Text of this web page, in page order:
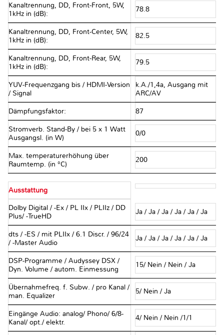
Kanaltrennung, DD, Front-Front, 5W,
1kHz in (dB):
78.8
Kanaltrennung, DD, Front-Center, 5W,
1kHz in (dB):
82.5
Kanaltrennung, DD, Front-Rear, 5W,
1kHz in (dB):
79.5
YUV-Frequenzgang bis / HDMI-Version
/ Signal
k.A./1,4a, Ausgang mit
ARC/AV
Dämpfungsfaktor: 87
Stromverb. Stand-By / bei 5 x 1 Watt
Ausgangsl. (in W)
0/0
Max. temperaturerhöhung über
Raumtemp. (in °C)
200
Ausstattung
Dolby Digital / -Ex / PL IIx / PLIIz / DD
Plus/ -TrueHD
Ja / Ja / Ja / Ja / Ja / Ja
dts / -ES / mit PLIIx / 6.1 Discr. / 96/24
/ -Master Audio
Ja / Ja / Ja / Ja / Ja / Ja
DSP-Programme / Audyssey DSX /
Dyn. Volume / autom. Einmessung
15/ Nein / Nein / Ja
Übernahmefreq. f. Subw. / pro Kanal /
man. Equalizer
5/ Nein / Ja
Eingänge Audio: analog/ Phono/ 6/8-
Kanal/ opt./ elektr.
4/ Nein / Nein /1/1